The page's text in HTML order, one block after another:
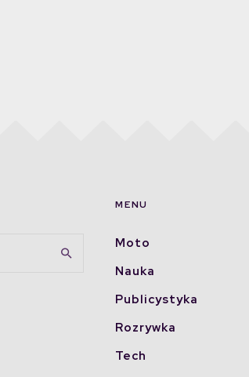
MENU
Moto
Nauka
Publicystyka
Rozrywka
Tech